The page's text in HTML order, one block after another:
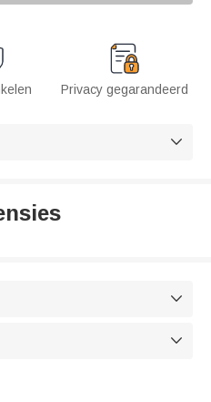
Privacy gegarandeerd


